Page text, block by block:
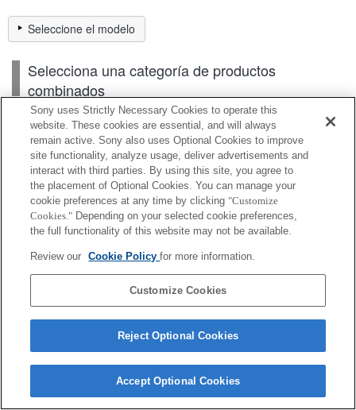
Seleccione el modelo
Selecciona una categoría de productos
combinados
Cuerpo
Accesorios para lente
Accesorios
Según el país o la región, es posible que algunos de
los productos mostrados no estén disponibles.
Sony uses Strictly Necessary Cookies to operate this
website. These cookies are essential, and will always
remain active. Sony also uses Optional Cookies to improve
site functionality, analyze usage, deliver advertisements and
interact with third parties. By using this site, you agree to
the placement of Optional Cookies. You can manage your
cookie preferences at any time by clicking "Customize
Cookies." Depending on your selected cookie preferences,
the full functionality of this website may not be available.
Review our Cookie Policyfor more information.
Customize Cookies
Reject Optional Cookies
Accept Optional Cookies